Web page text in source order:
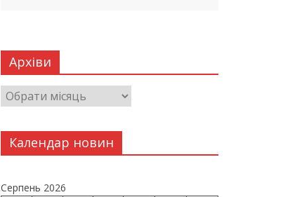
Архіви
Календар новин
Серпень 2026